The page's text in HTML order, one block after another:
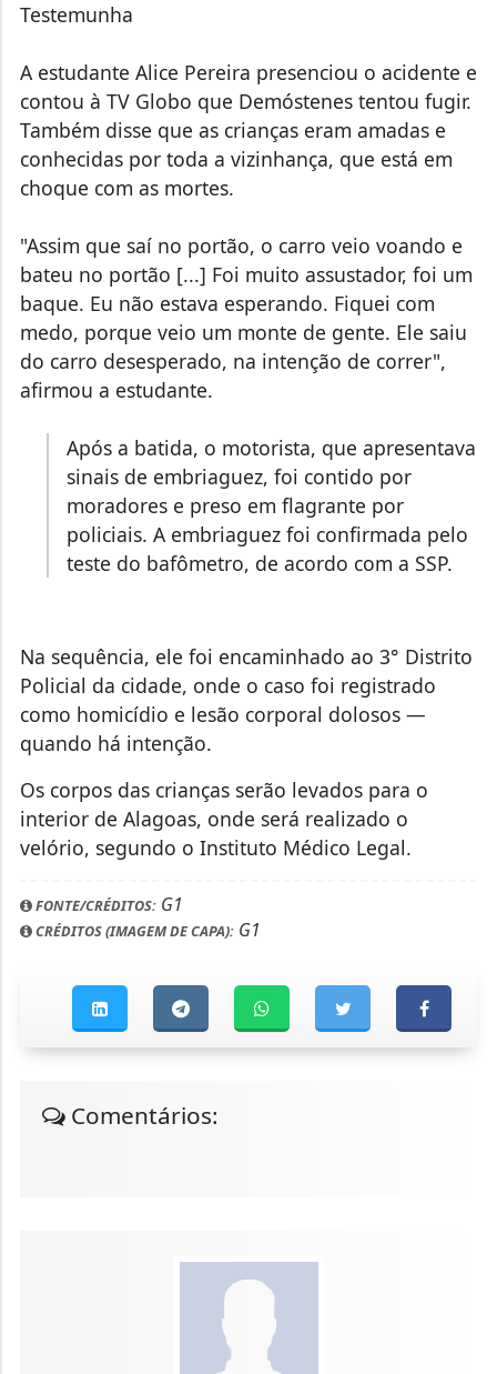
Testemunha
A estudante Alice Pereira presenciou o acidente e
contou à TV Globo que Demóstenes tentou fugir.
Também disse que as crianças eram amadas e
conhecidas por toda a vizinhança, que está em
choque com as mortes.
"Assim que saí no portão, o carro veio voando e
bateu no portão [...] Foi muito assustador, foi um
baque. Eu não estava esperando. Fiquei com
medo, porque veio um monte de gente. Ele saiu
do carro desesperado, na intenção de correr",
afirmou a estudante.
Após a batida, o motorista, que apresentava
sinais de embriaguez, foi contido por
moradores e preso em flagrante por
policiais. A embriaguez foi confirmada pelo
teste do bafômetro, de acordo com a SSP.
Na sequência, ele foi encaminhado ao 3° Distrito
Policial da cidade, onde o caso foi registrado
como homicídio e lesão corporal dolosos —
quando há intenção.
Os corpos das crianças serão levados para o
interior de Alagoas, onde será realizado o
velório, segundo o Instituto Médico Legal.
FONTE/CRÉDITOS:G1
CRÉDITOS (IMAGEM DE CAPA):G1
Comentários: